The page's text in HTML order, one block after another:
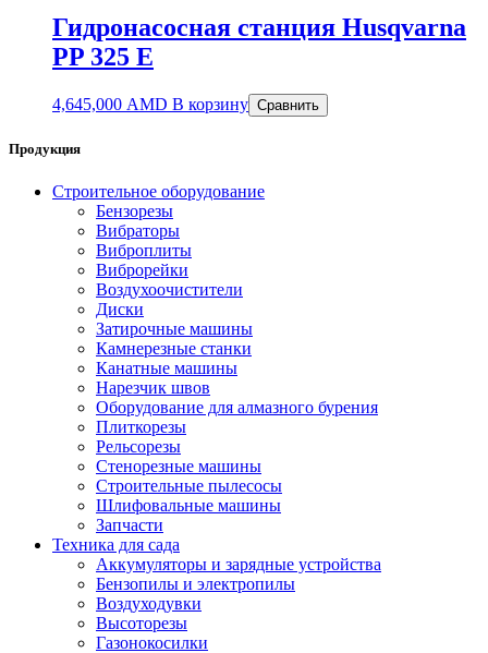
Гидронасосная станция Husqvarna
PP 325 E
4,645,000 AMD В корзину Сравнить
Продукция
Строительное оборудование
Бензорезы
Вибраторы
Виброплиты
Виброрейки
Воздухоочистители
Диски
Затирочные машины
Камнерезные станки
Канатные машины
Нарезчик швов
Оборудование для алмазного бурения
Плиткорезы
Рельсорезы
Стенорезные машины
Строительные пылесосы
Шлифовальные машины
Запчасти
Техника для сада
Аккумуляторы и зарядные устройства
Бензопилы и электропилы
Воздуходувки
Высоторезы
Газонокосилки